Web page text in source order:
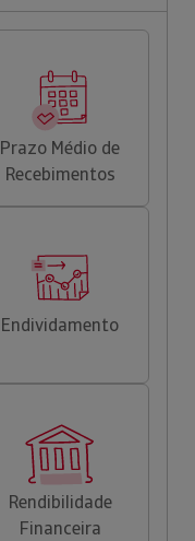
Prazo Médio de
Recebimentos
Endividamento
Rendibilidade
Financeira